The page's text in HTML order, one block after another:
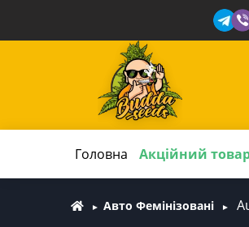
Головна Акційний
Авто Фемінізовані